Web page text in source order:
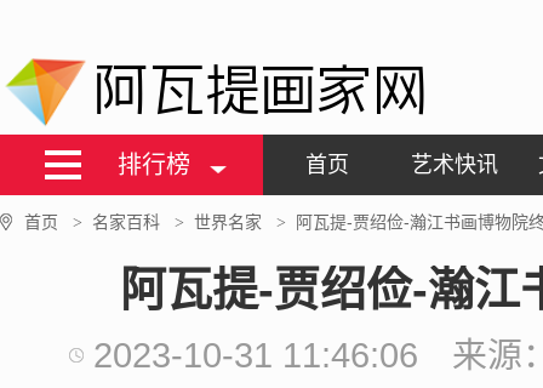
阿瓦提画家网
排行榜 首页 艺术快讯
首页 > 名家百科 > 世界名家 > 阿瓦提-贾绍俭-瀚江书画博物院
阿瓦提-贾绍俭-瀚江
2023-10-31 11:46:06 来源